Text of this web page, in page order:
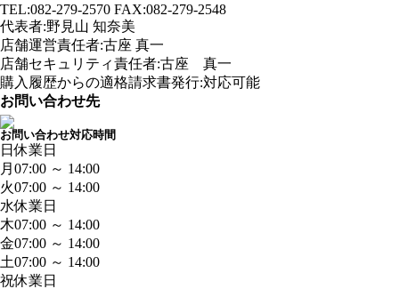
TEL:082-279-2570 FAX:082-279-2548
代表者:野見山 知奈美
店舗運営責任者:古座 真一
店舗セキュリティ責任者:古座 真一
購入履歴からの適格請求書発行:対応可能
お問い合わせ先
お問い合わせ対応時間
日休業日
月 07:00 ～ 14:00
火07:00 ～ 14:00
水休業日
木07:00 ～ 14:00
金07:00 ～ 14:00
土07:00 ～ 14:00
祝休業日